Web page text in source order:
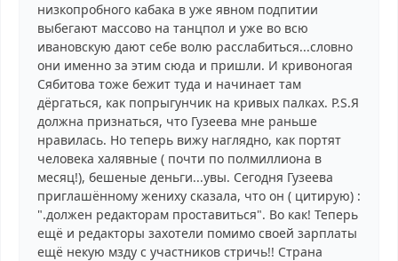
низкопробного кабака в уже явном подпитии
выбегают массово на танцпол и уже во всю
ивановскую дают себе волю расслабиться...словно
они именно за этим сюда и пришли. И кривоногая
Сябитова тоже бежит туда и начинает там
дёргаться, как попрыгунчик на кривых палках. P.S.Я
должна признаться, что Гузеева мне раньше
нравилась. Но теперь вижу наглядно, как портят
человека халявные ( почти по полмиллиона в
месяц!), бешеные деньги...увы. Сегодня Гузеева
приглашённому жениху сказала, что он ( цитирую) :
".должен редакторам проставиться". Во как! Теперь
ещё и редакторы захотели помимо своей зарплаты
ещё некую мзду с участников стричь!! Страна